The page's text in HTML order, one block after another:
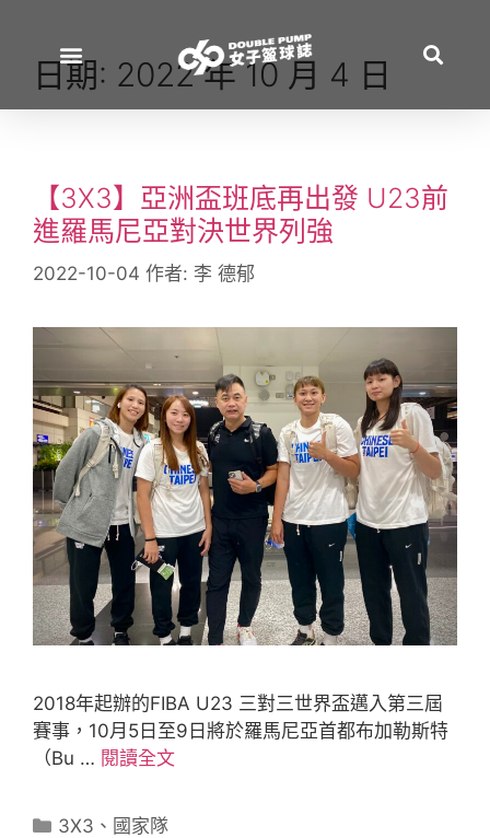
日期: 2022 年 10 月 4 日
【3X3】亞洲盃班底再出發 U23前
進羅馬尼亞對決世界列強
2022-10-04 作者: 李 德郁
2018年起辦的FIBA U23 三對三世界盃邁入第三屆
賽事，10月5日至9日將於羅馬尼亞首都布加勒斯特
（Bu … 閱讀全文
3X3 、 國家隊